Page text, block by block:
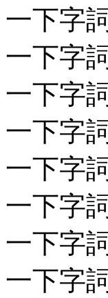
一下字
一下字
一下字
一下字
一下字
一下字
一下字
一下字